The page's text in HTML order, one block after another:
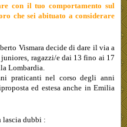
con il tuo comportamento sul
che sei abituato a considerare
Vismara decide di dare il via a
ragazzi/e dai 13 fino ai 17
Lombardia.
praticanti nel corso degli anni
ed estesa anche in Emilia
lascia dubbi :